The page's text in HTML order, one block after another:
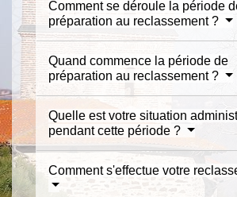
Comment se déroule la période
préparation au reclassement ?
Quand commence la période de
préparation au reclassement ?
Quelle est votre situation
pendant cette période ?
Comment s'effectue votre